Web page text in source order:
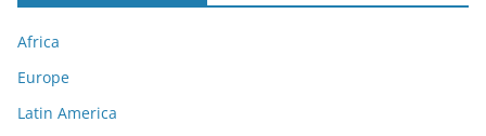
Africa
Europe
Latin America